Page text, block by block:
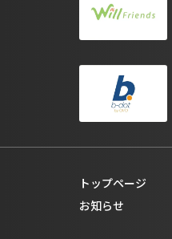
トップページ
お知らせ